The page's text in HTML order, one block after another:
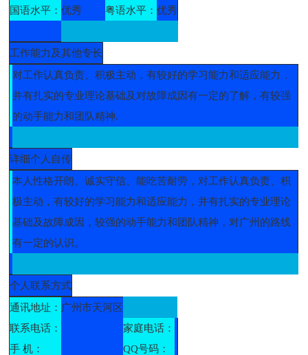
国语水平：优秀 粤语水平：优秀
工作能力及其他专长
对工作认真负责、积极主动，有较好的学习能力和适应能力，
并有扎实的专业理论基础及对故障成因有一定的了解，有较强
的动手能力和团队精神.
详细个人自传
本人性格开朗、诚实守信、能吃苦耐劳，对工作认真负责、积
极主动，有较好的学习能力和适应能力，并有扎实的专业理论
基础及故障成因，较强的动手能力和团队精神，对广州的路线
有一定的认识。
个人联系方式
通讯地址： 广州市天河区
联系电话：
家庭电话：
手 机：
QQ号码：